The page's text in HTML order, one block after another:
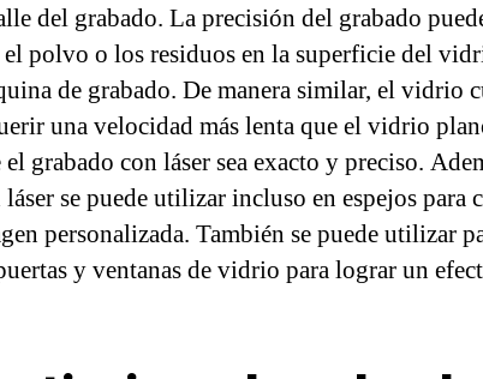
del grabado. La precisión del grabado
polvo o los residuos en la superficie del
de grabado. De manera similar, el vidrio
una velocidad más lenta que el vidrio
el grabado con láser sea exacto y preciso.
se puede utilizar incluso en espejos para
personalizada. También se puede utilizar
y ventanas de vidrio para lograr un